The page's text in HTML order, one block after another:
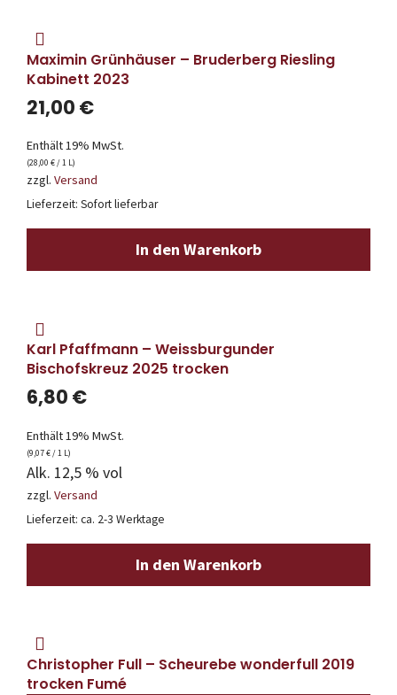
Maximin Grünhäuser – Bruderberg Riesling
Kabinett 2023
21,00 €
Enthält 19% MwSt.
(28,00 €/ 1 L)
zzgl. Versand
Lieferzeit: Sofort lieferbar
In den Warenkorb
Karl Pfaffmann – Weissburgunder
Bischofskreuz 2025 trocken
6,80 €
Enthält 19% MwSt.
(9,07€/ 1 L)
Alk. 12,5 % vol
zzgl. Versand
Lieferzeit: ca. 2-3 Werktage
In den Warenkorb
Christopher Full – Scheurebe wonderfull 2019
trocken Fumé